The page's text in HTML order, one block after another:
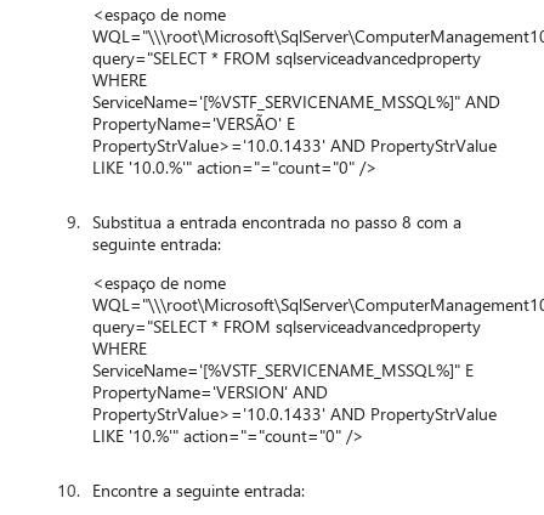
<espaço de nome
query="SELECT * FROM sqlserviceadvancedproperty
WHERE
ServiceName='[%VSTF_SERVICENAME_MSSQL%]" AND
PropertyName='VERSÃO' E
PropertyStrValue>='10.0.1433' AND PropertyStrValue
LIKE '10.0.%'" action="="count="0" />
Substitua a entrada encontrada no passo 8 com a
seguinte entrada:
<espaço de nome
query="SELECT * FROM sqlserviceadvancedproperty
WHERE
ServiceName='[%VSTF_SERVICENAME_MSSQL%]" E
PropertyName='VERSION' AND
PropertyStrValue>='10.0.1433' AND PropertyStrValue
LIKE '10.%'" action="="count="0" />
Encontre a seguinte entrada: